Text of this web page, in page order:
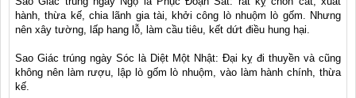
hành, thừa kế, chia lãnh gia tài, khởi công lò nhuộm lò gốm. Nhưng
nên xây tường, lấp hang lỗ, làm cầu tiêu, kết dứt điều hung hại.
Sao Giác trúng ngày Sóc là Diệt Một Nhật: Đại kỵ đi thuyền và cũng
không nên làm rượu, lập lò gốm lò nhuộm, vào làm hành chính, thừa
kế.